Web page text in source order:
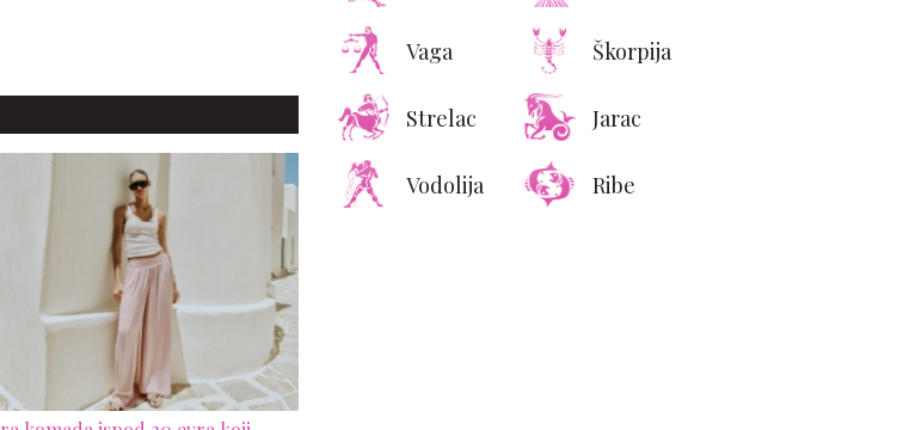
Vaga Škorpija
Strelac Jarac
Vodolija Ribe